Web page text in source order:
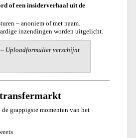
of een insiderverhaal uit de
– anoniem of met naam.
inzendingen worden uitgelicht.
Uploadformulier verschijnt
grappigste momenten van het